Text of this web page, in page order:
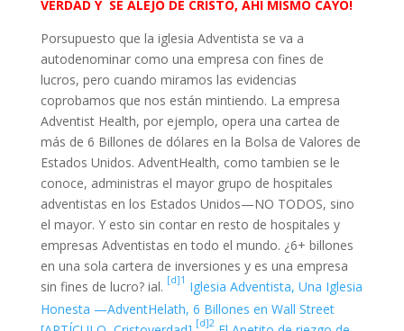
VERDAD Y SE ALEJÓ DE CRISTO, AHÍ MISMO CAYÓ!
Porsupuesto que la iglesia Adventista se va a
autodenominar como una empresa con fines de
lucros, pero cuando miramos las evidencias
coprobamos que nos están mintiendo. La empresa
Adventist Health, por ejemplo, opera una cartea de
más de 6 Billones de dólares en la Bolsa de Valores de
Estados Unidos. AdventHealth, como tambien se le
conoce, administras el mayor grupo de hospitales
adventistas en los Estados Unidos—NO TODOS, sino
el mayor. Y esto sin contar en resto de hospitales y
empresas Adventistas en todo el mundo. ¿6+ billones
en una sola cartera de inversiones y es una empresa
sin fines de lucro? ial. [d]1 Iglesia Adventista, Una Iglesia
Honesta —AdventHelath, 6 Billones en Wall Street
[d]2